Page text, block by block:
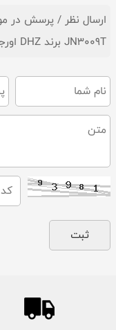
ارسال نظر / پرسش در
JN3009T برند DHZ اورجینال وارداتی